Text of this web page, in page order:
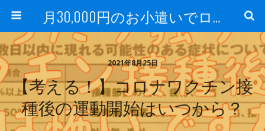
月30,000円のお小遣いでロードバイク
2021年8月25日
【考える！】コロナワクチン接
種後の運動開始はいつから？